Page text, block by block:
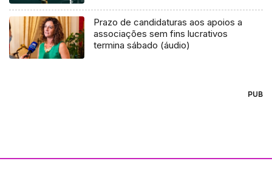
Prazo de candidaturas aos apoios a
associações sem fins lucrativos
termina sábado (áudio)
PUB